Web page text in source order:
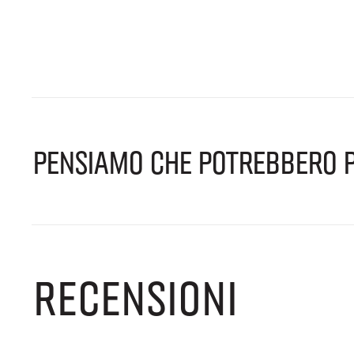
PENSIAMO CHE POTREBBERO
RECENSIONI